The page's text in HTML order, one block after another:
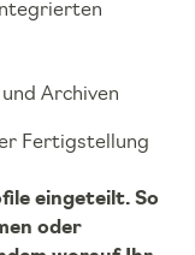
Archiven
Fertigstellung
eingeteilt. So
oder